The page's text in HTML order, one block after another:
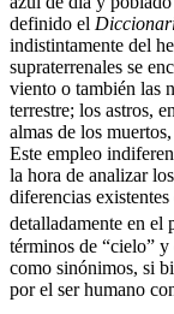
definido el
indistintamente del
supraterrenales se
viento o también las
terrestre; los astros,
almas de los
Este empleo
la hora de analizar
diferencias existentes
detalladamente en el
términos de “cielo” y
como sinónimos, si
por el ser humano